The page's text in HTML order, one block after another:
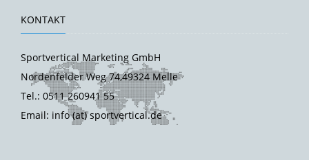
KONTAKT
Sportvertical Marketing GmbH
Nordenfelder Weg 74,49324 Melle
Tel.: 0511 260941 55
Email: info (at) sportvertical.de